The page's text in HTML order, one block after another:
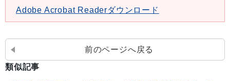
Adobe Acrobat Readerダウンロード
前のページへ戻る
類似記事